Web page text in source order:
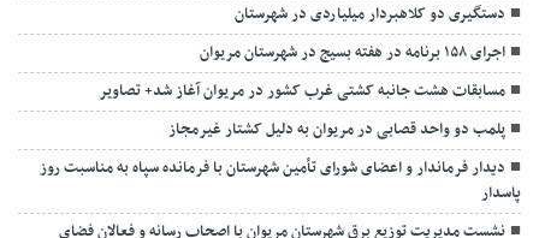
دستگیری دو کلاهبردار میلیاردی در شهرستان
اجرای ۱۵۸ برنامه در هفته بسیج در شهرستان مریوان
مسابقات هشت جانبه کشتی غرب کشور در مریوان آغاز شد+ تصاویر
پلمب دو واحد قصابی در مریوان به دلیل کشتار غیرمجاز
دیدار فرماندار و اعضای شورای تأمین شهرستان با فرمانده سپاه به مناسبت روز
پاسدار
نشست مدیریت توزیع برق شهرستان مریوان با اصحاب رسانه و فعالان فضای